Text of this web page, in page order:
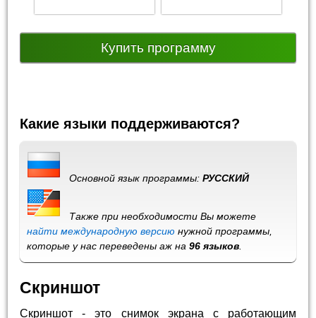
Купить программу
Какие языки поддерживаются?
Основной язык программы:РУССКИЙ
Также при необходимости Вы можете
найти международную версию нужной программы,
которые у нас переведены аж на96 языков
Скриншот
Скриншот - это снимок экрана с работающим